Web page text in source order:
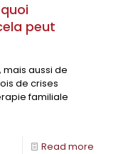
peut
mais aussi de
de crises
familiale
Read more